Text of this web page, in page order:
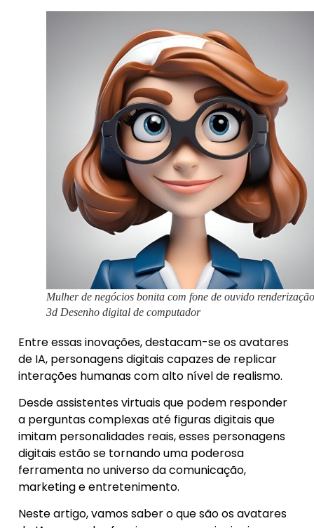
Mulher de negócios bonita com fone de ouvido renderização
3d Desenho digital de computador
Entre essas inovações, destacam-se os avatares
de IA, personagens digitais capazes de replicar
interações humanas com alto nível de realismo.
Desde assistentes virtuais que podem responder
a perguntas complexas até figuras digitais que
imitam personalidades reais, esses personagens
digitais estão se tornando uma poderosa
ferramenta no universo da comunicação,
marketing e entretenimento.
Neste artigo, vamos saber o que são os avatares